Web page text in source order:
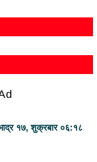
१७, शुक्रबार ०६:१८